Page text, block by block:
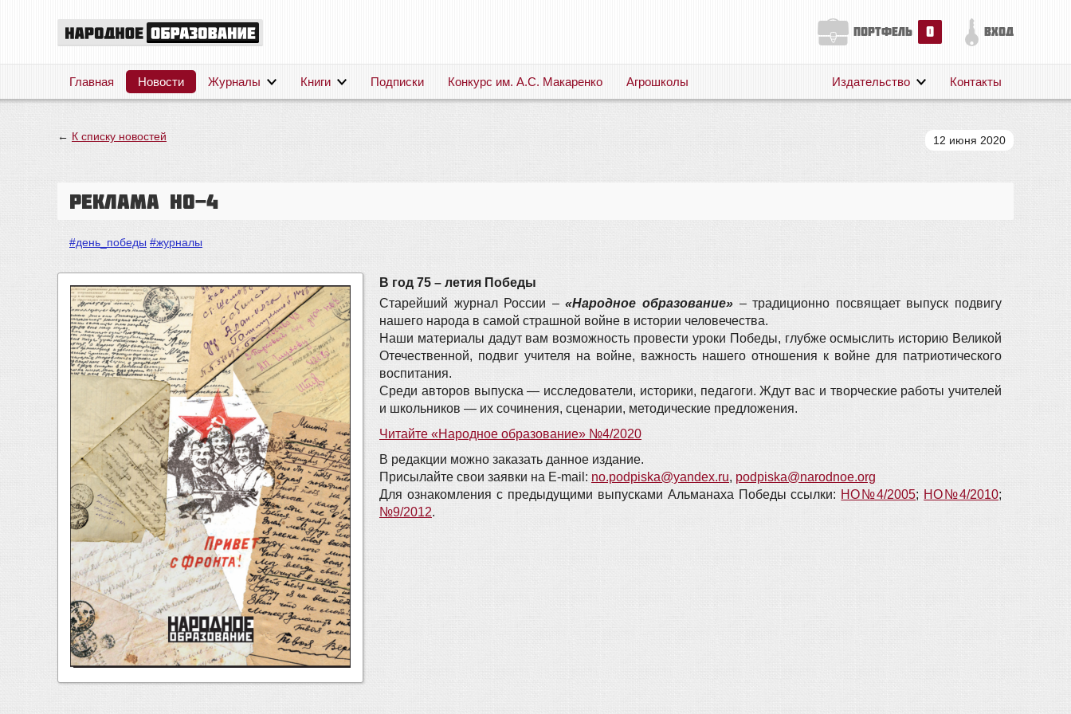
портфель 0 вход
Главная Новости Журналы Книги Подписки Конкурс им. А.С. Макаренко Агрошколы
Публикации
Издательство Контакты
← К списку новостей 12 июня 2020
Реклама НО-4
#день_победы #журналы
В год 75 – летия Победы
Старейший журнал России –«Народное образование» – традиционно посвящает выпуск подвигу
нашего народа в самой страшной войне в истории человечества.
Наши материалы дадут вам возможность провести уроки Победы, глубже осмыслить историю Великой
Отечественной, подвиг учителя на войне, важность нашего отношения к войне для патриотического
воспитания.
Среди авторов выпуска — исследователи, историки, педагоги. Ждут вас и творческие работы учителей
и школьников — их сочинения, сценарии, методические предложения.
Читайте «Народное образование» №4/2020
В редакции можно заказать данное издание.
Присылайте свои заявки на E-mail: no.podpiska@yandex.ru, podpiska@narodnoe.org
Для ознакомления с предыдущими выпусками Альманаха Победы ссылки: НО№4/2005; НО№4/2010;
№9/2012.